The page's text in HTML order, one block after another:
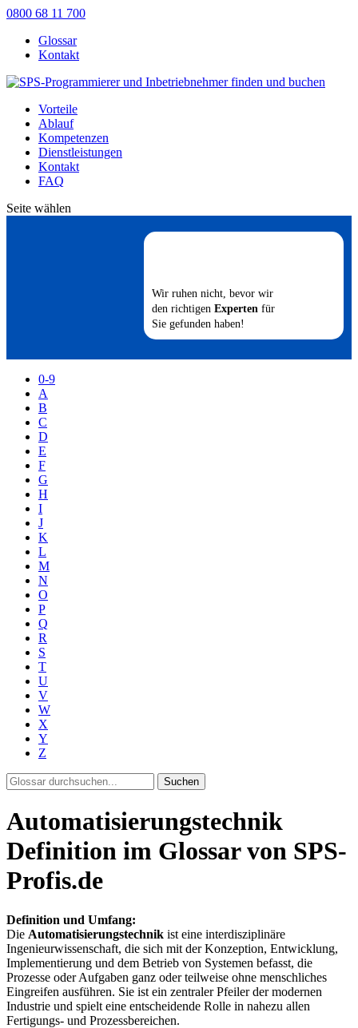
0800 68 11 700
Glossar
Kontakt
Vorteile
Ablauf
Kompetenzen
Dienstleistungen
Kontakt
FAQ
Seite wählen
Wir ruhen nicht, bevor wir
den richtigen Experten für
Sie gefunden haben!
0-9
A
B
C
D
E
F
G
H
I
J
K
L
M
N
O
P
Q
R
S
T
U
V
W
X
Y
Z
Suchen
Automatisierungstechnik
Definition im Glossar von SPS-
Profis.de
Definition und Umfang:
Die Automatisierungstechnik ist eine interdisziplinäre
Ingenieurwissenschaft, die sich mit der Konzeption, Entwicklung,
Implementierung und dem Betrieb von Systemen befasst, die
Prozesse oder Aufgaben ganz oder teilweise ohne menschliches
Eingreifen ausführen. Sie ist ein zentraler Pfeiler der modernen
Industrie und spielt eine entscheidende Rolle in nahezu allen
Fertigungs- und Prozessbereichen.